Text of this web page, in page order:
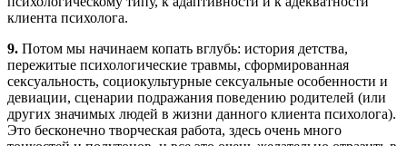
клиента психолога.
9. Потом мы начинаем копать вглубь: история детства,
пережитые психологические травмы, сформированная
сексуальность, социокультурные сексуальные особенности и
девиации, сценарии подражания поведению родителей (или
других значимых людей в жизни данного клиента психолога).
Это бесконечно творческая работа, здесь очень много